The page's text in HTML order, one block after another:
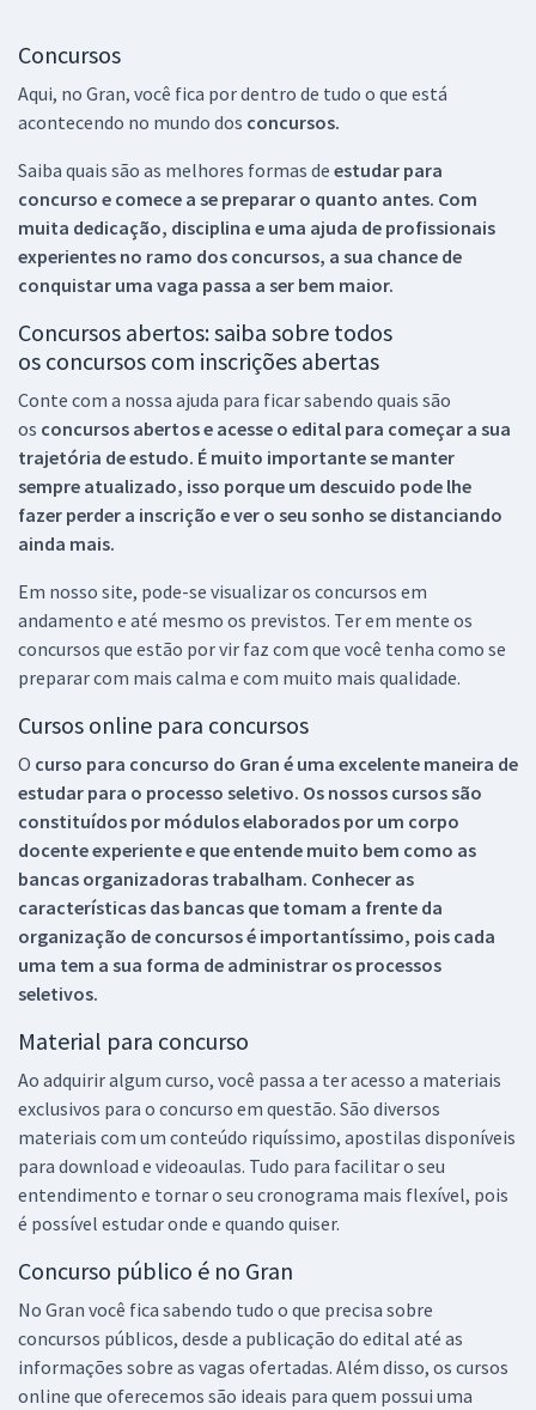
Concursos
Aqui, no Gran, você fica por dentro de tudo o que está
acontecendo no mundo dos concursos.
Saiba quais são as melhores formas de estudar para
concurso e comece a se preparar o quanto antes. Com
muita dedicação, disciplina e uma ajuda de profissionais
experientes no ramo dos concursos, a sua chance de
conquistar uma vaga passa a ser bem maior.
Concursos abertos: saiba sobre todos
os concursos com inscrições abertas
Conte com a nossa ajuda para ficar sabendo quais são
os concursos abertos e acesse o edital para começar a sua
trajetória de estudo. É muito importante se manter
sempre atualizado, isso porque um descuido pode lhe
fazer perder a inscrição e ver o seu sonho se distanciando
ainda mais.
Em nosso site, pode-se visualizar os concursos em
andamento e até mesmo os previstos. Ter em mente os
concursos que estão por vir faz com que você tenha como se
preparar com mais calma e com muito mais qualidade.
Cursos online para concursos
O curso para concurso do Gran é uma excelente maneira de
estudar para o processo seletivo. Os nossos cursos são
constituídos por módulos elaborados por um corpo
docente experiente e que entende muito bem como as
bancas organizadoras trabalham. Conhecer as
características das bancas que tomam a frente da
organização de concursos é importantíssimo, pois cada
uma tem a sua forma de administrar os processos
seletivos.
Material para concurso
Ao adquirir algum curso, você passa a ter acesso a materiais
exclusivos para o concurso em questão. São diversos
materiais com um conteúdo riquíssimo, apostilas disponíveis
para download e videoaulas. Tudo para facilitar o seu
entendimento e tornar o seu cronograma mais flexível, pois
é possível estudar onde e quando quiser.
Concurso público é no Gran
No Gran você fica sabendo tudo o que precisa sobre
concursos públicos, desde a publicação do edital até as
informações sobre as vagas ofertadas. Além disso, os cursos
online que oferecemos são ideais para quem possui uma